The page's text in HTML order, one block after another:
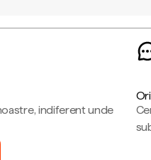
indiferent unde